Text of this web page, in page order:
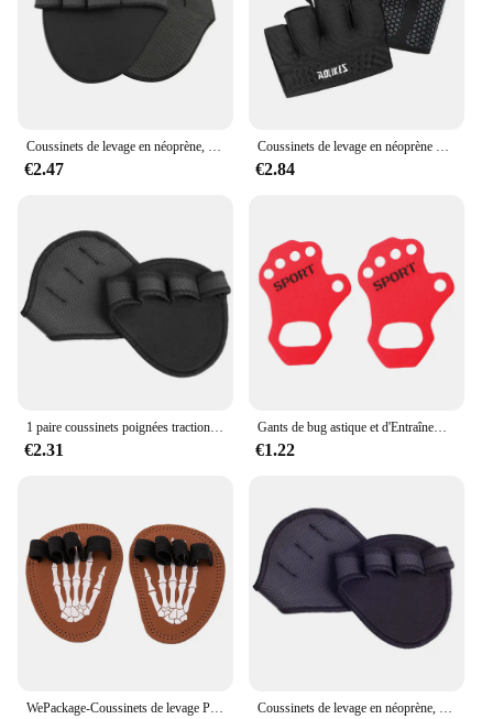
Coussinets de levage en néoprène, gants d'entraînement de gymnastique, WePackage, Calisnatale Ics Powerlifting, Fitness Sports, protège-mains, 2 pièces
€2.47
Coussinets de levage en néoprène pour hommes et femmes, gants d'entraînement, WePackage, Powerlifting, Calisnatale, coussinets de levage, gants de gymnastique, 1 paire
€2.84
1 paire coussinets poignées traction avec boucle à 4 doigts pour callisthénie l'haltérophilie N58B
€2.31
Gants de bug astique et d'Entraînement pour Homme et Femme, Protecteur de Paume pour Magasin, Calisique natale
€1.22